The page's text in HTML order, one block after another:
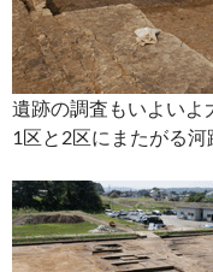
遺跡の調査もいよいよ
1区と2区にまたがる河